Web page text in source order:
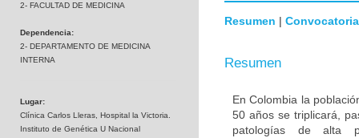
2- FACULTAD DE MEDICINA
Dependencia:
2- DEPARTAMENTO DE MEDICINA
INTERNA
Lugar:
Clínica Carlos Lleras, Hospital la Victoria.
Instituto de Genética U Nacional
Resumen | Convocatoria
Resumen
En Colombia la
50 años se triplicará,
patologías de alta